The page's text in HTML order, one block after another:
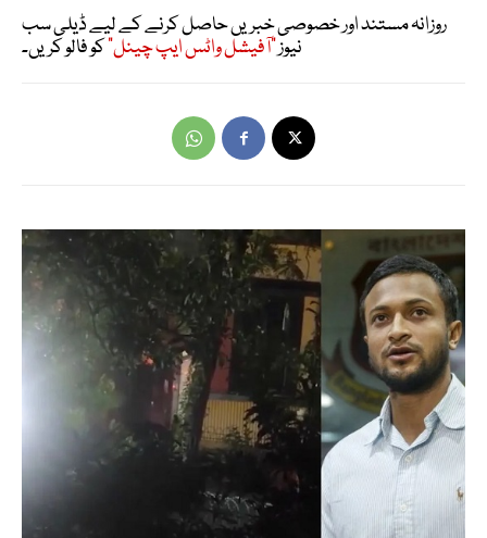
روزانہ مستند اور خصوصی خبریں حاصل کرنے کے لیے ڈیلی سب
نیوز"آفیشل واٹس ایپ چینل"کو فالو کریں۔